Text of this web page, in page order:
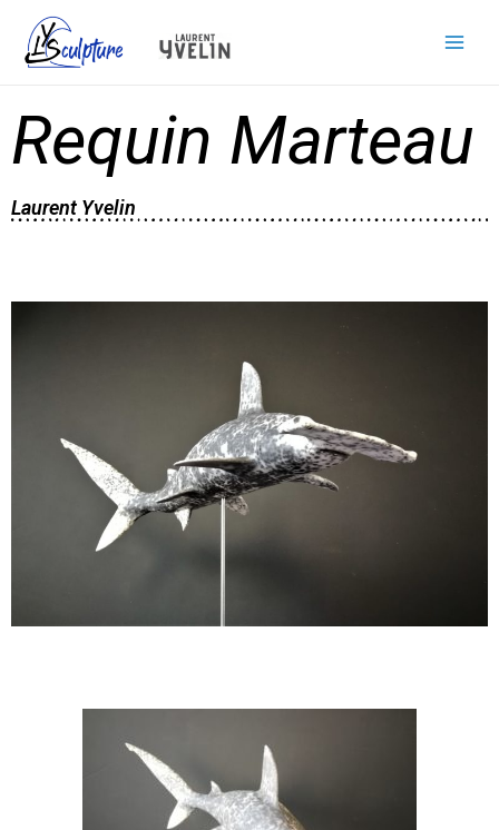
Requin Marteau
Laurent Yvelin